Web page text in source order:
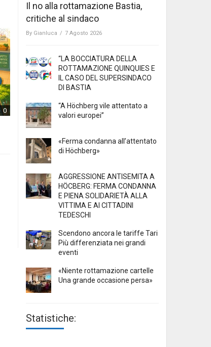
0
Il no alla rottamazione Bastia,
critiche al sindaco
By Gianluca / 7 Agosto 2026
“LA BOCCIATURA DELLA
ROTTAMAZIONE QUINQUIES E
IL CASO DEL SUPERSINDACO
DI BASTIA
“A Höchberg vile attentato a
valori europei”
«Ferma condanna all’attentato
di Höchberg»
AGGRESSIONE ANTISEMITA A
HÖCBERG: FERMA CONDANNA
E PIENA SOLIDARIETÀ ALLA
VITTIMA E AI CITTADINI
TEDESCHI
Scendono ancora le tariffe Tari
Più differenziata nei grandi
eventi
«Niente rottamazione cartelle
Una grande occasione persa»
Statistiche: